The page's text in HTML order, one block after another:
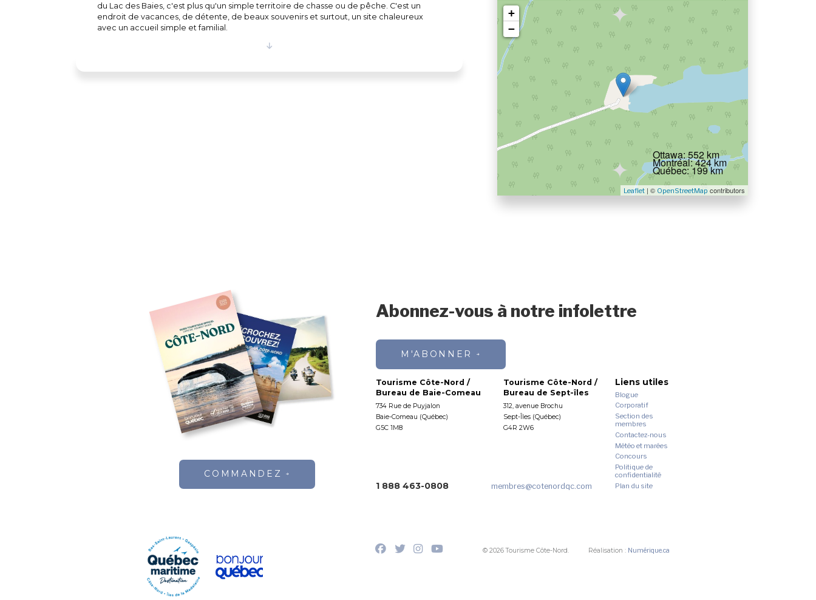
+
−
Leaflet | © OpenStreetMap contributors
Ottawa: 552 km
Montréal: 424 km
Québec: 199 km
du Lac des Baies, c'est plus qu'un simple territoire de chasse ou de pêche. C'est un
endroit de vacances, de détente, de beaux souvenirs et surtout, un site chaleureux
avec un accueil simple et familial.
C'est sur notre vaste territoire de 45 km² comprenant 45 lacs sillonnés par 20 km de
canard.
Forfait - Chasse à l'orignal (mi-septembre à mi-octobre)
Inclusions: Salines, caches et miradors
*Service d'accompagnement disponible sur demande
Nombre de
chasseurs
Séjour Orignal
7 jours
1 orignal par
groupe
SUR DEMANDE
Inclusions: sites appâtés
*Forfaits de chasse à l'ours peuvent être combinés avec forfaits de pêche.
Nombre de chasseurs
COMMANDEZ
Abonnez-vous à notre infolettre
M'ABONNER
Tourisme Côte-Nord /
Bureau de Baie-Comeau
734 Rue de Puyjalon
Baie-Comeau (Québec)
G5C 1M8
Tourisme Côte-Nord /
Bureau de Sept-îles
312, avenue Brochu
Sept-Îles (Québec)
G4R 2W6
Liens utiles
Blogue
Corporatif
Section des
membres
Contactez-nous
Météo et marées
Concours
Politique de
confidentialité
Plan du site
1 888 463-0808 membres@cotenordqc.com
© 2026 Tourisme Côte-Nord. Réalisation : Numérique.ca